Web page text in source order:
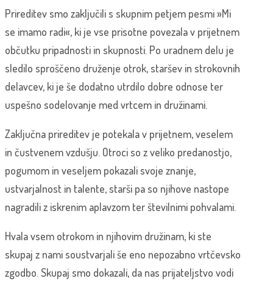
Prireditev smo zaključili s skupnim petjem pesmi »Mi
se imamo radi«, ki je vse prisotne povezala v prijetnem
občutku pripadnosti in skupnosti. Po uradnem delu je
sledilo sproščeno druženje otrok, staršev in strokovnih
delavcev, ki je še dodatno utrdilo dobre odnose ter
uspešno sodelovanje med vrtcem in družinami.
Zaključna prireditev je potekala v prijetnem, veselem
in čustvenem vzdušju. Otroci so z veliko predanostjo,
pogumom in veseljem pokazali svoje znanje,
ustvarjalnost in talente, starši pa so njihove nastope
nagradili z iskrenim aplavzom ter številnimi pohvalami.
Hvala vsem otrokom in njihovim družinam, ki ste
skupaj z nami soustvarjali še eno nepozabno vrtčevsko
zgodbo. Skupaj smo dokazali, da nas prijateljstvo vodi